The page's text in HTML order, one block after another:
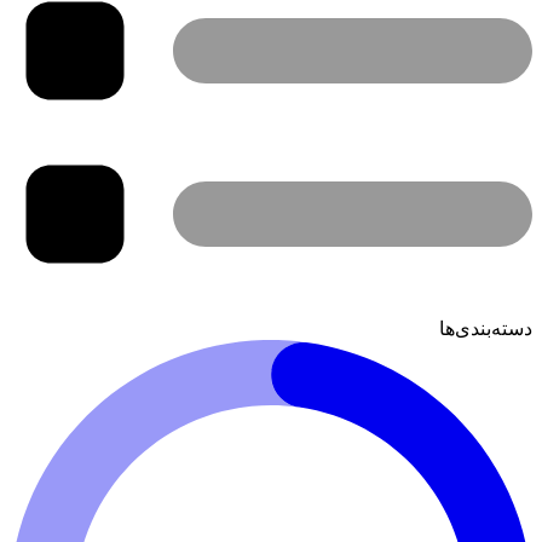
دسته‌بندی‌ها